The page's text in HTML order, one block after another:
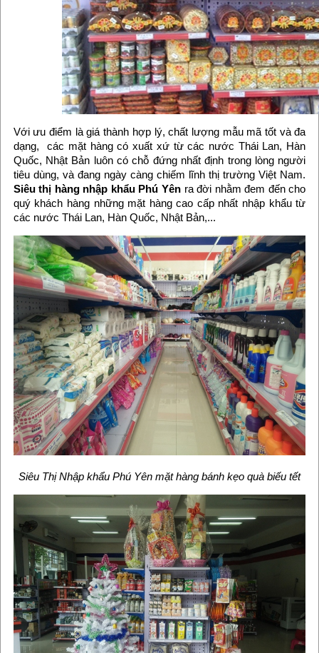
Với ưu điểm là giá thành hợp lý, chất lượng mẫu mã tốt và đa
dạng, các mặt hàng có xuất xứ từ các nước Thái Lan, Hàn
Quốc, Nhật Bản luôn có chỗ đứng nhất định trong lòng người
tiêu dùng, và đang ngày càng chiếm lĩnh thị trường Việt Nam.
Siêu thị hàng nhập khẩu Phú Yên ra đời nhằm đem đến cho
quý khách hàng những mặt hàng cao cấp nhất nhập khẩu từ
các nước Thái Lan, Hàn Quốc, Nhật Bản,...
Siêu Thị Nhập khẩu Phú Yên mặt hàng bánh kẹo quà biếu tết